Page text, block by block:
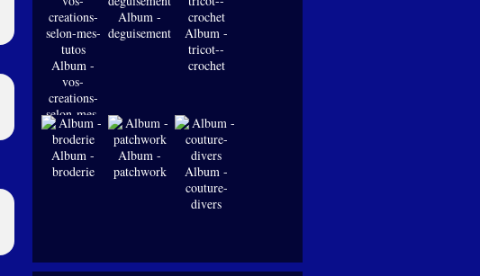
Album -
vos-
creations-
selon-mes-
tutos
Album -
deguisements
Album -
tricot--
crochet
Album -
broderie
Album -
patchwork
Album -
couture-
divers